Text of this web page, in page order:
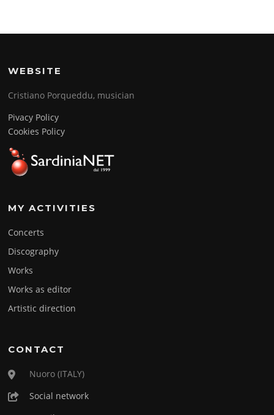
WEBSITE
Cristiano Porqueddu, musician
Pivacy Policy
Cookies Policy
MY ACTIVITIES
Concerts
Discography
Works
Works as editor
Artistic direction
CONTACT
Nuoro (ITALY)
Social network